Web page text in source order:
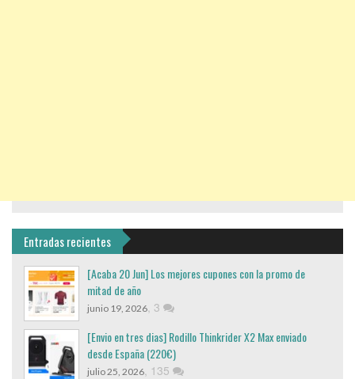
Entradas recientes
[Acaba 20 Jun] Los mejores cupones con la promo de
mitad de año
junio 19, 2026, 3
[Envio en tres dias] Rodillo Thinkrider X2 Max enviado
desde España (220€)
julio 25, 2026, 135